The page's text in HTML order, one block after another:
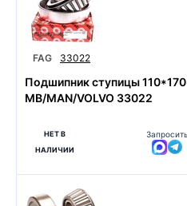
FAG 33022
Подшипник ступицы
MB/MAN/VOLVO 33022
НЕТ В
НАЛИЧИИ
Запросить